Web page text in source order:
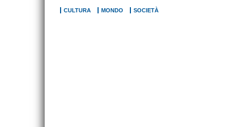
CULTURA MONDO SOCIETÀ